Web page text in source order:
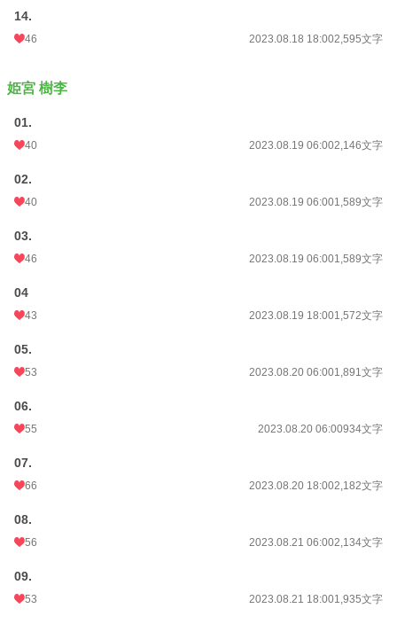
14.
46 2023.08.18 18:002,595文字
姫宮 樹李
01.
40 2023.08.19 06:002,146文字
02.
40 2023.08.19 06:001,589文字
03.
46 2023.08.19 06:001,589文字
04
43 2023.08.19 18:001,572文字
05.
53 2023.08.20 06:001,891文字
06.
55 2023.08.20 06:00934文字
07.
66 2023.08.20 18:002,182文字
08.
56 2023.08.21 06:002,134文字
09.
53 2023.08.21 18:001,935文字